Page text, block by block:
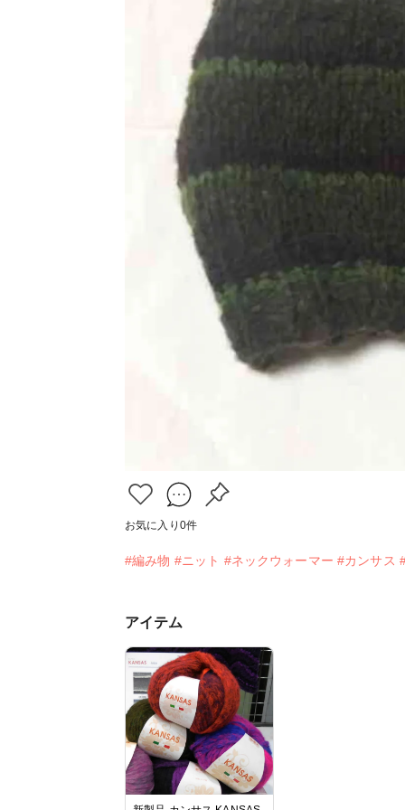
お気に入り 0件
#編み物 #ニット #ネックウォーマー #カンサス
アイテム